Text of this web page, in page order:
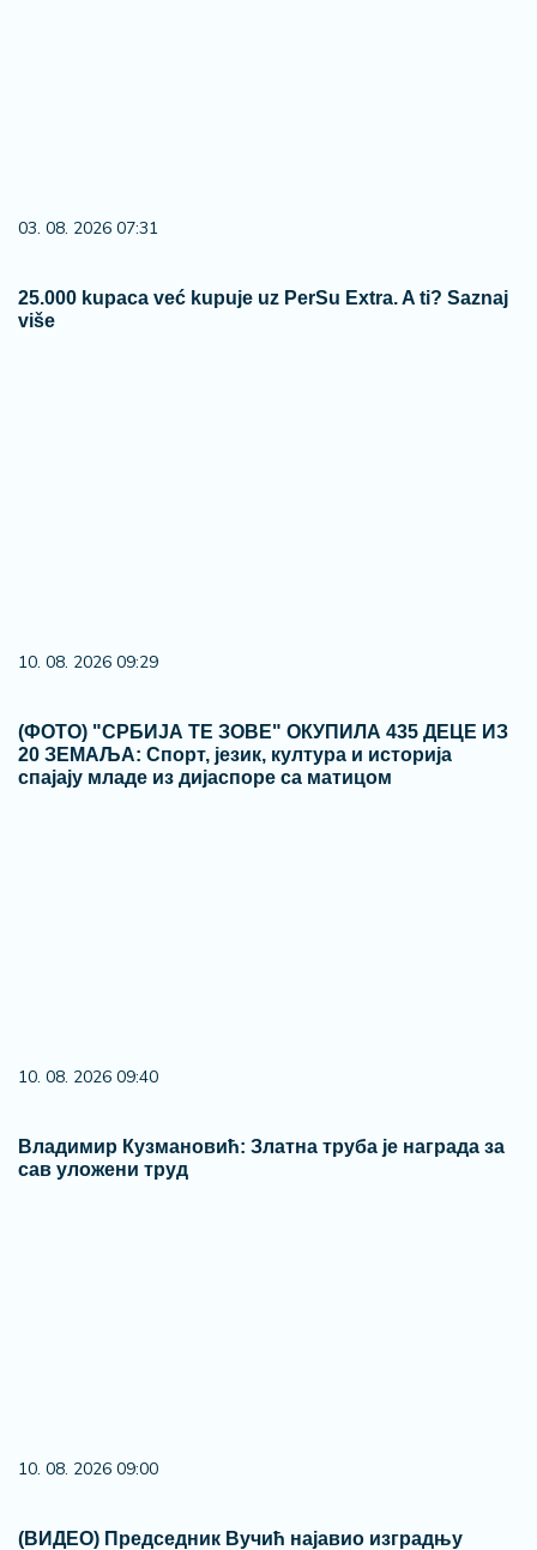
03. 08. 2026 07:31
25.000 kupaca već kupuje uz PerSu Extra. A ti? Saznaj
više
10. 08. 2026 09:29
(ФОТО) "СРБИЈА ТЕ ЗОВЕ" ОКУПИЛА 435 ДЕЦЕ ИЗ
20 ЗЕМАЉА: Спорт, језик, култура и историја
спајају младе из дијаспоре са матицом
10. 08. 2026 09:40
Владимир Кузмановић: Златна труба је награда за
сав уложени труд
10. 08. 2026 09:00
(ВИДЕО) Председник Вучић најавио изградњу